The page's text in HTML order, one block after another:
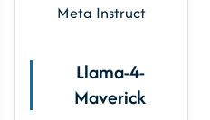
Meta Instruct
Llama-4-
Maverick